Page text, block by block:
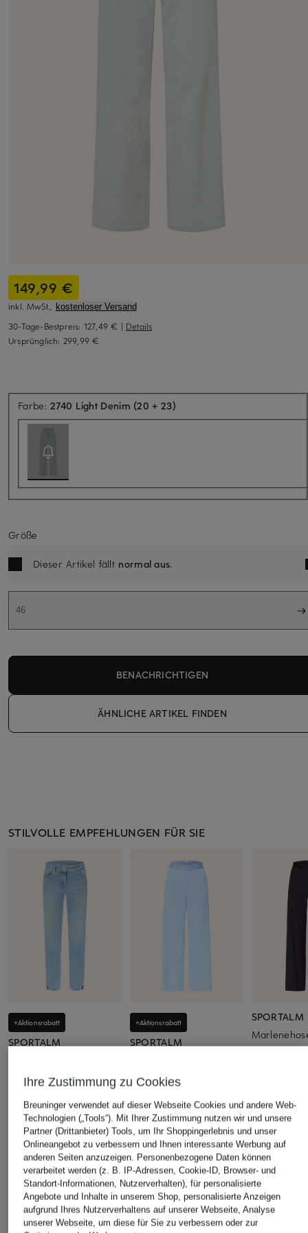
149,99 €
inkl. MwSt., kostenloser Versand
30-Tage-Bestpreis: 127,49 € | Details
Ursprünglich: 299,99 €
Farbe:2740 Light Denim (20 + 23)Aktuell nicht verfügbar
Größe
Dieser Artikel fällt normal aus.
46
BENACHRICHTIGEN
ÄHNLICHE ARTIKEL FINDEN
STILVOLLE EMPFEHLUNGEN FÜR SIE
+Aktionsrabatt
SPORTALM
149,99 €
Ursprünglich:249 €
+Aktionsrabatt
SPORTALM
149,99 €
Ursprünglich:199 €
SPORTALM
ÄHNLICHE ARTIKEL ENTDECKEN
Ihre Zustimmung zu Cookies
Breuninger verwendet auf dieser Webseite Cookies und andere Web-
Technologien („Tools“). Mit Ihrer Zustimmung nutzen wir und unsere
Partner (Drittanbieter) Tools, um Ihr Shoppingerlebnis und unser
Onlineangebot zu verbessern und Ihnen interessante Werbung auf
anderen Seiten anzuzeigen. Personenbezogene Daten können
verarbeitet werden (z. B. IP-Adressen, Cookie-ID, Browser- und
Standort-Informationen, Nutzerverhalten), für personalisierte
Angebote und Inhalte in unserem Shop, personalisierte Anzeigen
aufgrund Ihres Nutzerverhaltens auf unserer Webseite, Analyse
unserer Webseite, um diese für Sie zu verbessern oder zur